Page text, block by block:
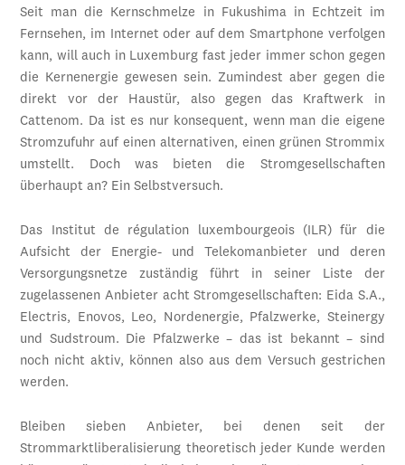
Seit man die Kernschmelze in Fukushima in Echtzeit im
Fernsehen, im Internet oder auf dem Smartphone verfolgen
kann, will auch in Luxemburg fast jeder immer schon gegen
die Kernenergie gewesen sein. Zumindest aber gegen die
direkt vor der Haustür, also gegen das Kraftwerk in
Cattenom. Da ist es nur konsequent, wenn man die eigene
Stromzufuhr auf einen alternativen, einen grünen Strommix
umstellt. Doch was bieten die Stromgesellschaften
überhaupt an? Ein Selbstversuch.
Das Institut de régulation luxembourgeois (ILR) für die
Aufsicht der Energie- und Telekomanbieter und deren
Versorgungsnetze zuständig führt in seiner Liste der
zugelassenen Anbieter acht Stromgesellschaften: Eida S.A.,
Electris, Enovos, Leo, Nordenergie, Pfalzwerke, Steinergy
und Sudstroum. Die Pfalzwerke – das ist bekannt – sind
noch nicht aktiv, können also aus dem Versuch gestrichen
werden.
Bleiben sieben Anbieter, bei denen seit der
Strommarktliberalisierung theoretisch jeder Kunde werden